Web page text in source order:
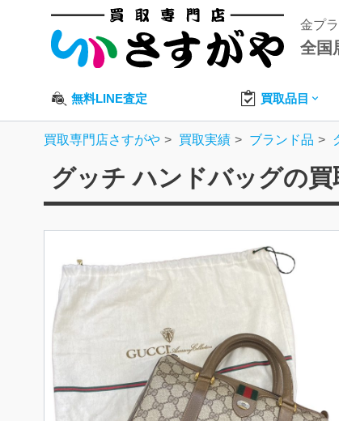
金プ
全国
無料LINE査定 買取品目
買取専門店さすがや 買取実績 ブランド品
グッチ ハンドバッグの買